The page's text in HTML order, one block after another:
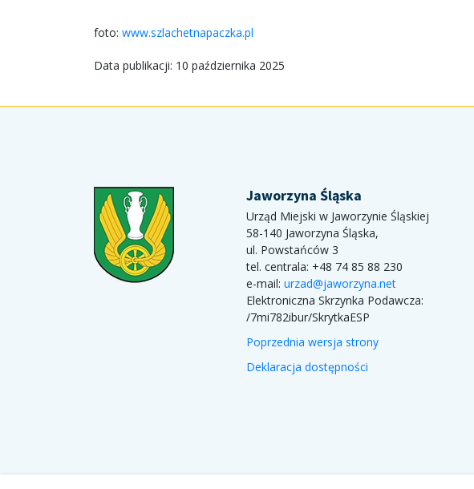
foto: www.szlachetnapaczka.pl
Data publikacji: 10 października 2025
Jaworzyna Śląska
Urząd Miejski w Jaworzynie Śląskiej
58-140 Jaworzyna Śląska,
ul. Powstańców 3
tel. centrala: +48 74 85 88 230
e-mail: urzad@jaworzyna.net
Elektroniczna Skrzynka Podawcza:
/7mi782ibur/SkrytkaESP
Poprzednia wersja strony
Deklaracja dostępności